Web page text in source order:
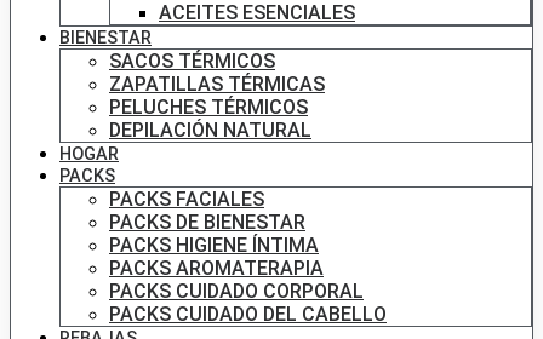
ACEITES ESENCIALES
BIENESTAR
SACOS TÉRMICOS
ZAPATILLAS TÉRMICAS
PELUCHES TÉRMICOS
DEPILACIÓN NATURAL
HOGAR
PACKS
PACKS FACIALES
PACKS DE BIENESTAR
PACKS HIGIENE ÍNTIMA
PACKS AROMATERAPIA
PACKS CUIDADO CORPORAL
PACKS CUIDADO DEL CABELLO